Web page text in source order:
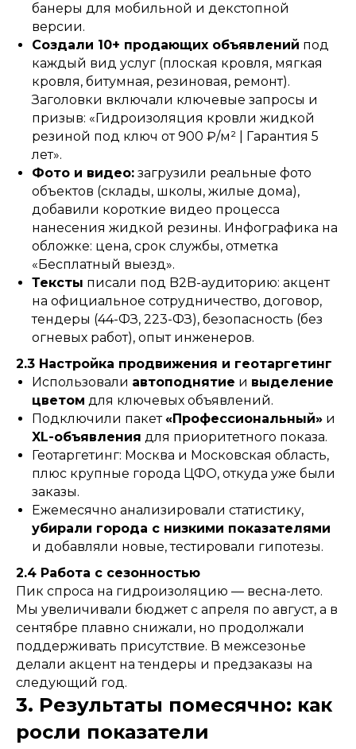
банеры для мобильной и декстопной
версии.
Создали 10+ продающих объявлений под
каждый вид услуг (плоская кровля, мягкая
кровля, битумная, резиновая, ремонт).
Заголовки включали ключевые запросы и
призыв: «Гидроизоляция кровли жидкой
резиной под ключ от 900 ₽/м² | Гарантия 5
лет».
Фото и видео: загрузили реальные фото
объектов (склады, школы, жилые дома),
добавили короткие видео процесса
нанесения жидкой резины. Инфографика на
обложке: цена, срок службы, отметка
«Бесплатный выезд».
Тексты писали под B2B-аудиторию: акцент
на официальное сотрудничество, договор,
тендеры (44-ФЗ, 223-ФЗ), безопасность (без
огневых работ), опыт инженеров.
2.3 Настройка продвижения и геотаргетинг
Использовали автоподнятие и выделение
цветом для ключевых объявлений.
Подключили пакет«Профессиональный» и
XL-объявления для приоритетного показа.
Геотаргетинг: Москва и Московская область,
плюс крупные города ЦФО, откуда уже были
заказы.
Ежемесячно анализировали статистику,
убирали города с низкими показателями
и добавляли новые, тестировали гипотезы.
2.4 Работа с сезонностью
Пик спроса на гидроизоляцию — весна-лето.
Мы увеличивали бюджет с апреля по август, а в
сентябре плавно снижали, но продолжали
поддерживать присутствие. В межсезонье
делали акцент на тендеры и предзаказы на
следующий год.
3. Результаты помесячно: как
росли показатели